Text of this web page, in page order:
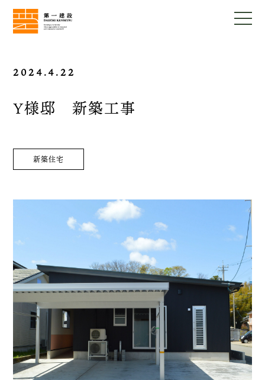
2024.4.22
Y様邸 新築工事
新築住宅